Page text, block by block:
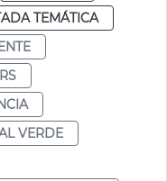
TEMÁTICA
VERDE